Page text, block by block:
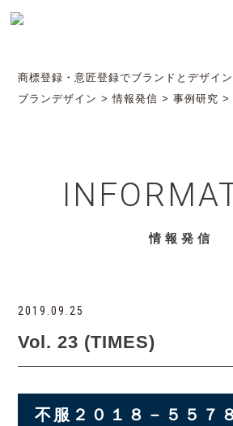
商標登録・意匠登録でブランドとデザイ
ブランデザイン >情報発信 >事例研究
情報発信
2019.09.25
Vol. 23 (TIMES)
不服２０１８－５５７８